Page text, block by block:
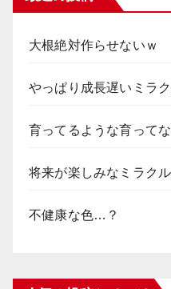
大根絶対作らせないｗ
やっぱり成長遅いミラ
育ってるような育って
将来が楽しみなミラク
不健康な色…？